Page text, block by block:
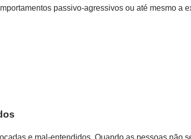
passivo-agressivos ou até mesmo a
e mal-entendidos. Quando as pessoas não